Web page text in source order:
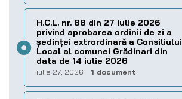
H.C.L. nr. 88 din 27 iulie 2026
privind aprobarea ordinii de zi a
şedinţei extrordinară a Consiliului
Local al comunei Grădinari din
data de 14 iulie 2026
iulie 27, 2026 1 document